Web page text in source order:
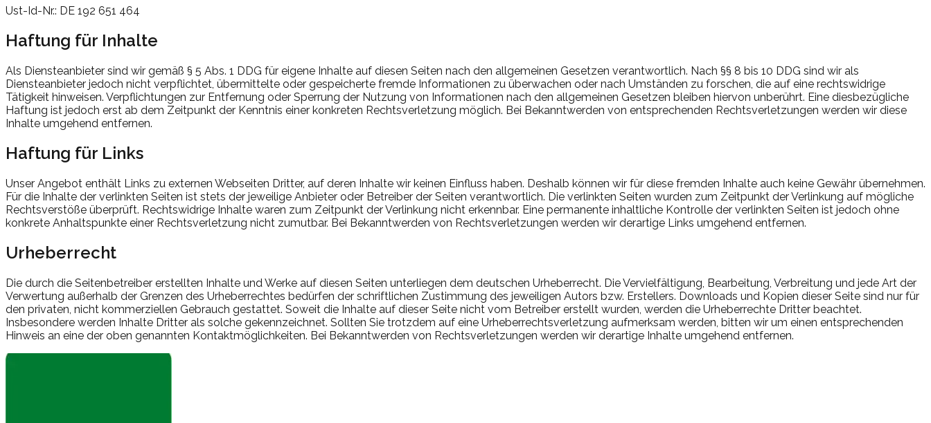
Ust-Id-Nr.: DE 192 651 464
Haftung für Inhalte
Als Diensteanbieter sind wir gemäß § 5 Abs. 1 DDG für eigene Inhalte auf diesen Seiten nach den allgemeinen Gesetzen verantwortlich. Nach §§ 8 bis 10 DDG sind wir als
Diensteanbieter jedoch nicht verpflichtet, übermittelte oder gespeicherte fremde Informationen zu überwachen oder nach Umständen zu forschen, die auf eine rechtswidrige
Tätigkeit hinweisen. Verpflichtungen zur Entfernung oder Sperrung der Nutzung von Informationen nach den allgemeinen Gesetzen bleiben hiervon unberührt. Eine diesbezügliche
Haftung ist jedoch erst ab dem Zeitpunkt der Kenntnis einer konkreten Rechtsverletzung möglich. Bei Bekanntwerden von entsprechenden Rechtsverletzungen werden wir diese
Inhalte umgehend entfernen.
Haftung für Links
Unser Angebot enthält Links zu externen Webseiten Dritter, auf deren Inhalte wir keinen Einfluss haben. Deshalb können wir für diese fremden Inhalte auch keine Gewähr übernehmen.
Für die Inhalte der verlinkten Seiten ist stets der jeweilige Anbieter oder Betreiber der Seiten verantwortlich. Die verlinkten Seiten wurden zum Zeitpunkt der Verlinkung auf mögliche
Rechtsverstöße überprüft. Rechtswidrige Inhalte waren zum Zeitpunkt der Verlinkung nicht erkennbar. Eine permanente inhaltliche Kontrolle der verlinkten Seiten ist jedoch ohne
konkrete Anhaltspunkte einer Rechtsverletzung nicht zumutbar. Bei Bekanntwerden von Rechtsverletzungen werden wir derartige Links umgehend entfernen.
Urheberrecht
Die durch die Seitenbetreiber erstellten Inhalte und Werke auf diesen Seiten unterliegen dem deutschen Urheberrecht. Die Vervielfältigung, Bearbeitung, Verbreitung und jede Art der
Verwertung außerhalb der Grenzen des Urheberrechtes bedürfen der schriftlichen Zustimmung des jeweiligen Autors bzw. Erstellers. Downloads und Kopien dieser Seite sind nur für
den privaten, nicht kommerziellen Gebrauch gestattet. Soweit die Inhalte auf dieser Seite nicht vom Betreiber erstellt wurden, werden die Urheberrechte Dritter beachtet.
Insbesondere werden Inhalte Dritter als solche gekennzeichnet. Sollten Sie trotzdem auf eine Urheberrechtsverletzung aufmerksam werden, bitten wir um einen entsprechenden
Hinweis an eine der oben genannten Kontaktmöglichkeiten. Bei Bekanntwerden von Rechtsverletzungen werden wir derartige Inhalte umgehend entfernen.